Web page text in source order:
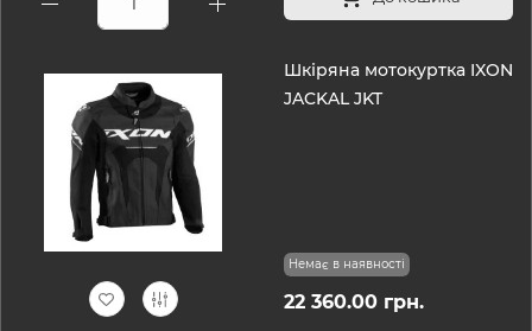
Шкіряна мотокуртка IXON
JACKAL JKT
Немає в наявності
22 360.00 грн.